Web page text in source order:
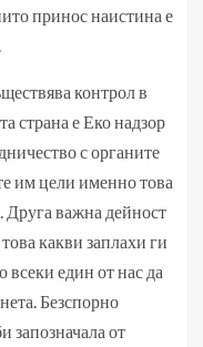
принос наистина е
контрол в
страна е Еко надзор
с органите
им цели именно това
Друга важна дейност
какви заплахи ги
всеки един от нас да
Безспорно
запозначала от